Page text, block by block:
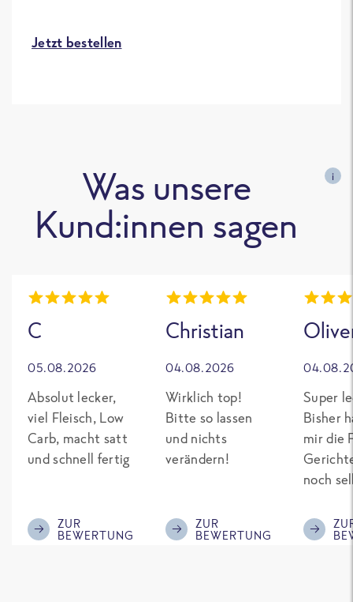
Jetzt bestellen
Was unsere
Kund:innen sagen
i
C
05.08.2026
Absolut lecker,
viel Fleisch, Low
Carb, macht satt
und schnell fertig
ZUR
BEWERTUNG
Christian
04.08.2026
Wirklich top!
Bitte so lassen
und nichts
verändern!
ZUR
BEWERTUNG
Super
Bisher
mir die
noch
Eiweiß.
was